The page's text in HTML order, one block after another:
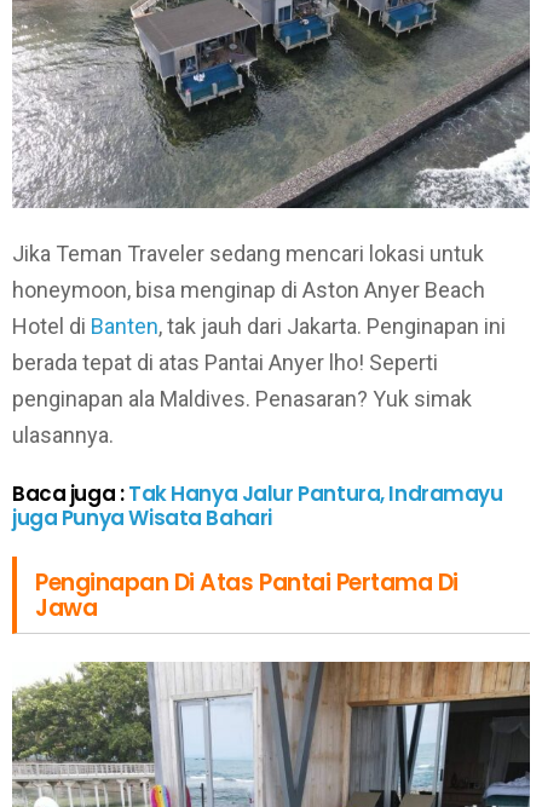
Jika Teman Traveler sedang mencari lokasi untuk
honeymoon, bisa menginap di Aston Anyer Beach
Hotel di Banten, tak jauh dari Jakarta. Penginapan ini
berada tepat di atas Pantai Anyer lho! Seperti
penginapan ala Maldives. Penasaran? Yuk simak
ulasannya.
Baca juga :Tak Hanya Jalur Pantura, Indramayu
juga Punya Wisata Bahari
Penginapan Di Atas Pantai Pertama Di
Jawa